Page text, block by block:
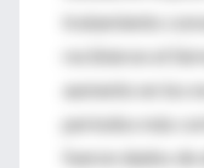
tratamiento
recibieron el
aumento en los
períodos más
fueron dados de